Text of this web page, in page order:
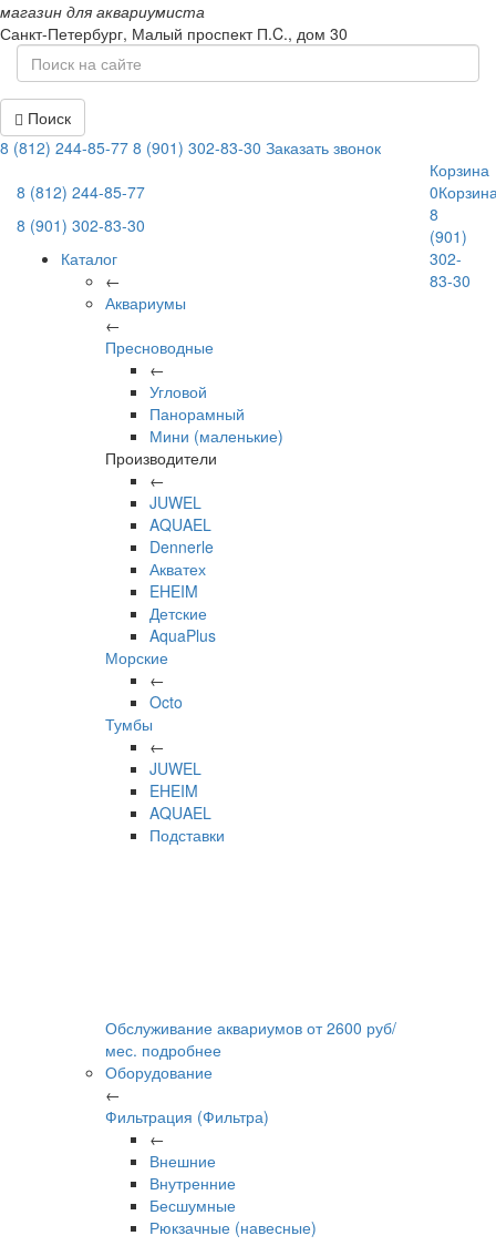
магазин для аквариумиста
Санкт-Петербург, Малый проспект П.C., дом 30
Поиск
8 (812) 244-85-77 8 (901) 302-83-30 Заказать звонок
8 (812) 244-85-77
8 (901) 302-83-30
Каталог
←
Аквариумы
←
Пресноводные
←
Угловой
Панорамный
Мини (маленькие)
Производители
←
JUWEL
AQUAEL
Dennerle
Акватех
EHEIM
Детские
AquaPlus
Морские
←
Octo
Тумбы
←
JUWEL
EHEIM
AQUAEL
Подставки
Обслуживание аквариумов от2600 руб/
мес. подробнее
Оборудование
←
Фильтрация (Фильтра)
←
Внешние
Внутренние
Бесшумные
Рюкзачные (навесные)
Корзина
0
8
(901)
302-
83-30